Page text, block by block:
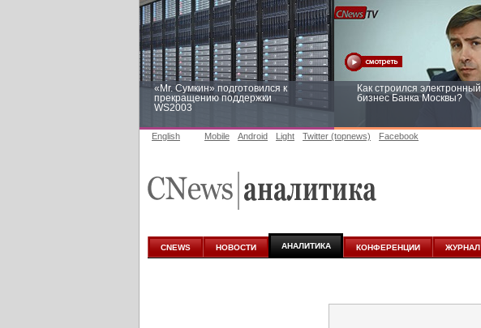
«Mr. Сумкин» подготовился к
прекращению поддержки
WS2003
Как строился электронный
бизнес Банка Москвы?
аналитике
English Mobile Android Light Twitter (topnews) Facebook
CNEWS НОВОСТИ АНАЛИТИКА КОНФЕРЕНЦИИ ЖУРНАЛ